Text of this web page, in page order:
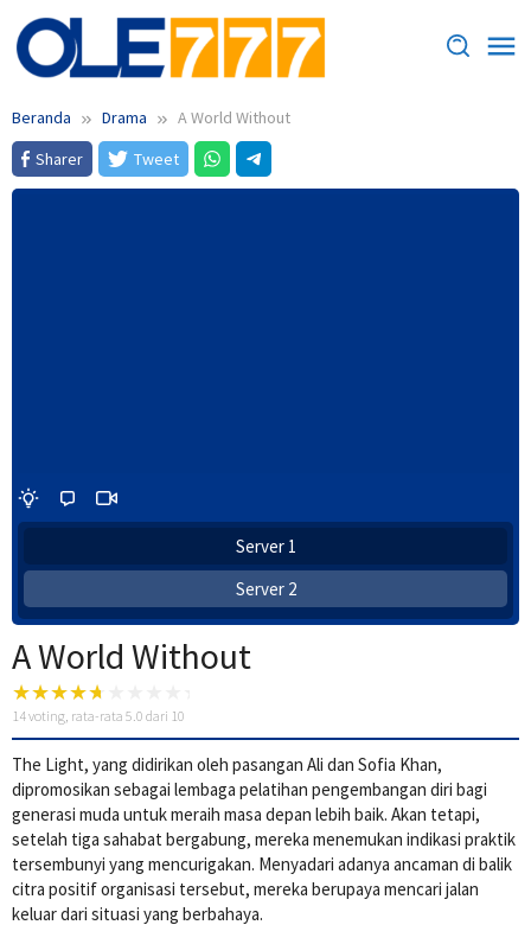
Loncat
ke
konten
Beranda Drama
A World Without
Sharer
Tweet
Server 1
Server 2
A World Without
14voting, rata-rata 5.0 dari 10
The Light, yang didirikan oleh pasangan Ali dan Sofia Khan,
dipromosikan sebagai lembaga pelatihan pengembangan diri bagi
generasi muda untuk meraih masa depan lebih baik. Akan tetapi,
setelah tiga sahabat bergabung, mereka menemukan indikasi praktik
tersembunyi yang mencurigakan. Menyadari adanya ancaman di balik
citra positif organisasi tersebut, mereka berupaya mencari jalan
keluar dari situasi yang berbahaya.